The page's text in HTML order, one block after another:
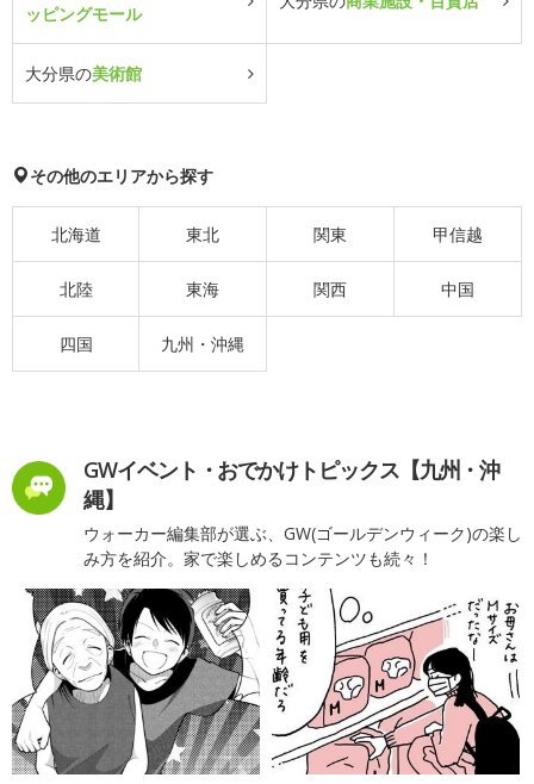
ッピングモール
大分県の美術館
その他のエリアから探す
北海道 東北 関東 甲信越
北陸 東海 関西 中国
四国 九州・沖縄
GWイベント・おでかけトピックス【九州・沖
縄】
ウォーカー編集部が選ぶ、GW(ゴールデンウィーク)の楽し
み方を紹介。家で楽しめるコンテンツも続々！